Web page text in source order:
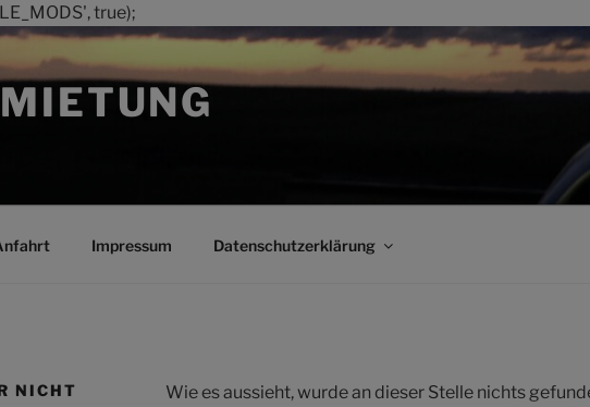
true);
Impressum Datenschutzerklärung
NICHT
Wie es aussieht, wurde an dieser Stelle nichts